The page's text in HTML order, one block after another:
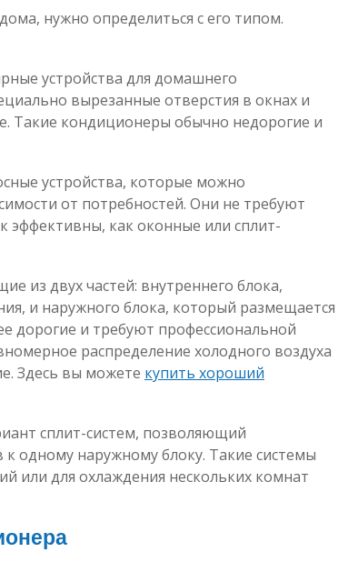
нужно определиться с его типом.
устройства для домашнего
вырезанные отверстия в окнах и
Такие кондиционеры обычно недорогие и
устройства, которые можно
от потребностей. Они не требуют
эффективны, как оконные или сплит-
из двух частей: внутреннего блока,
и наружного блока, который размещается
дорогие и требуют профессиональной
распределение холодного воздуха
Здесь вы можете купить хороший
сплит-систем, позволяющий
одному наружному блоку. Такие системы
или для охлаждения нескольких комнат